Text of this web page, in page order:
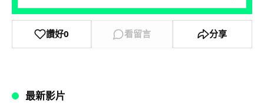
讚好0 看留言 分享
最新影片